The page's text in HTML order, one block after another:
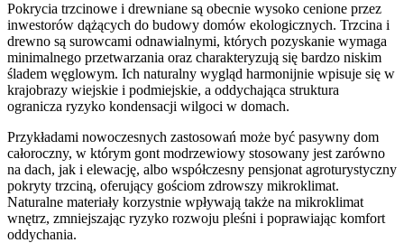
Pokrycia trzcinowe i drewniane są obecnie wysoko cenione przez
inwestorów dążących do budowy domów ekologicznych. Trzcina i
drewno są surowcami odnawialnymi, których pozyskanie wymaga
minimalnego przetwarzania oraz charakteryzują się bardzo niskim
śladem węglowym. Ich naturalny wygląd harmonijnie wpisuje się w
krajobrazy wiejskie i podmiejskie, a oddychająca struktura
ogranicza ryzyko kondensacji wilgoci w domach.
Przykładami nowoczesnych zastosowań może być pasywny dom
całoroczny, w którym gont modrzewiowy stosowany jest zarówno
na dach, jak i elewację, albo współczesny pensjonat agroturystyczny
pokryty trzciną, oferujący gościom zdrowszy mikroklimat.
Naturalne materiały korzystnie wpływają także na mikroklimat
wnętrz, zmniejszając ryzyko rozwoju pleśni i poprawiając komfort
oddychania.